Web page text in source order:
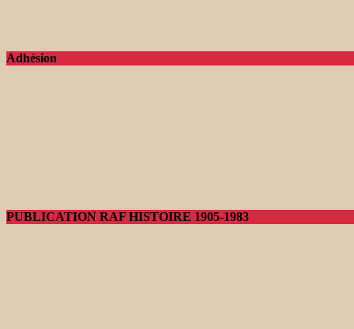
Adhésion
PUBLICATION RAF HISTOIRE 1905-1983